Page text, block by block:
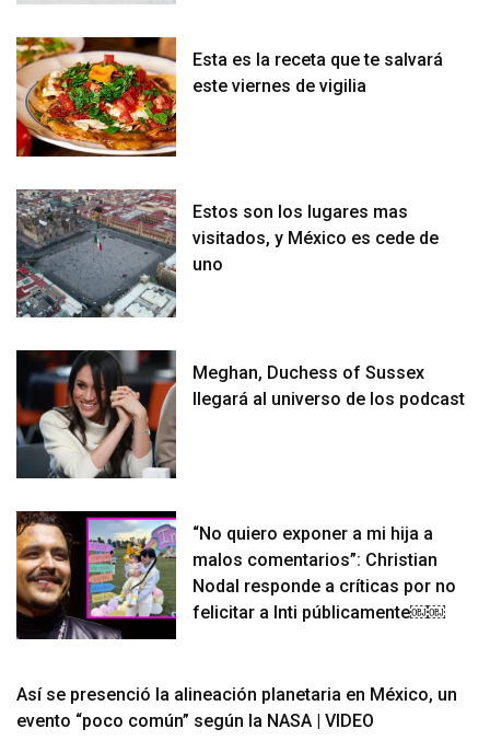
Esta es la receta que te salvará
este viernes de vigilia
Estos son los lugares mas
visitados, y México es cede de
uno
Meghan, Duchess of Sussex
llegará al universo de los podcast
“No quiero exponer a mi hija a
malos comentarios”: Christian
Nodal responde a críticas por no
felicitar a Inti públicamente￼￼
Así se presenció la alineación planetaria en México, un
evento “poco común” según la NASA | VIDEO